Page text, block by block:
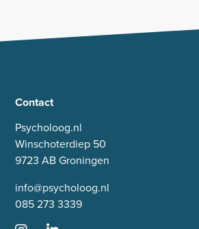
Contact
Psycholoog.nl
Winschoterdiep 50
9723 AB Groningen
info@psycholoog.nl
085 273 3339